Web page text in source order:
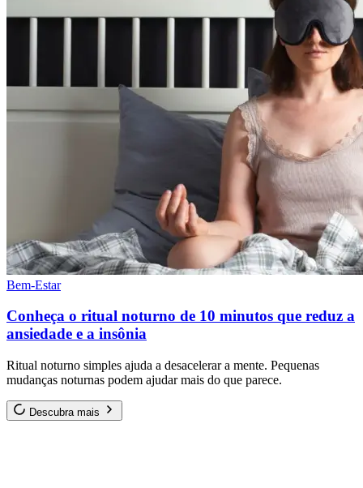
Bem-Estar
Conheça o ritual noturno de 10 minutos que reduz a
ansiedade e a insônia
Ritual noturno simples ajuda a desacelerar a mente. Pequenas
mudanças noturnas podem ajudar mais do que parece.
Descubra mais